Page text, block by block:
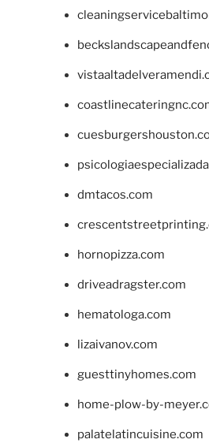
dmtacos.com
hornopizza.com
driveadragster.com
hematologa.com
lizaivanov.com
guesttinyhomes.com
home-plow-by-
palatelatincuisine.com